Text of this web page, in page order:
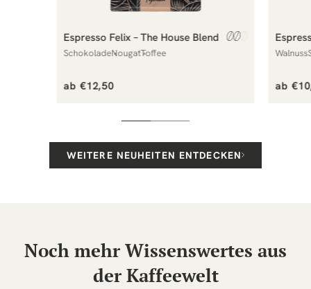
Espresso Felix – The House Blend
SchokoladeNougatToffee
Normaler
ab €12,50
Walnuss
ab
WEITERE NEUHEITEN ENTDECKEN
Noch mehr Wissenswertes aus
der Kaffeewelt